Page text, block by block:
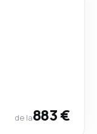
de la883 €